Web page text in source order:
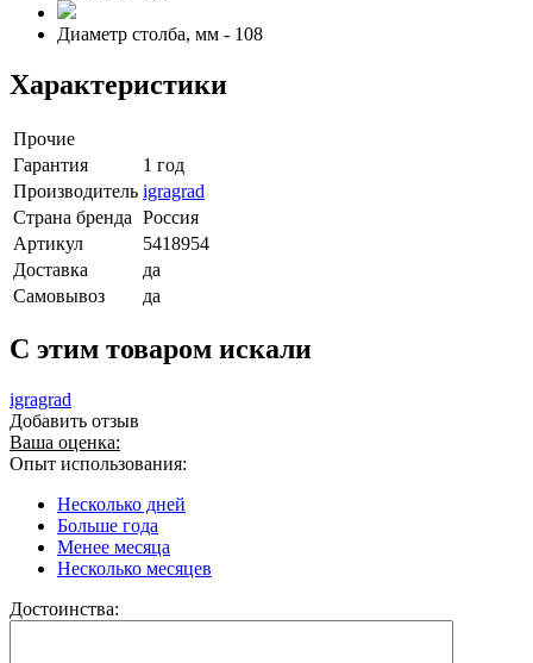
Диаметр столба, мм - 108
Характеристики
Прочие
Гарантия
1 год
Производитель igragrad
Страна бренда Россия
Артикул
5418954
Доставка
да
Самовывоз
да
C этим товаром искали
igragrad
Добавить отзыв
Ваша оценка:
Опыт использования:
Несколько дней
Больше года
Менее месяца
Несколько месяцев
Достоинства: